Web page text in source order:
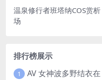
温泉修行者班塔纳COS赏
场
排行榜展示
1